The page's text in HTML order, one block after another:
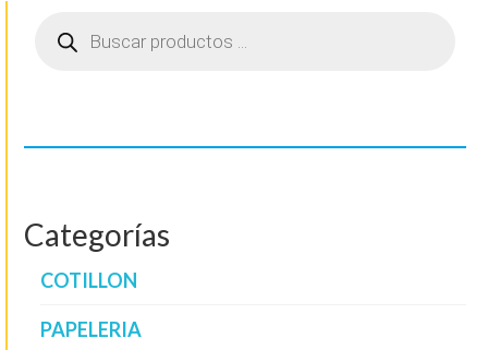
productos
Categorías
COTILLON
PAPELERIA